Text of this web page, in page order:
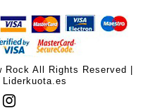
All Rights Reserved |
Liderkuota.es